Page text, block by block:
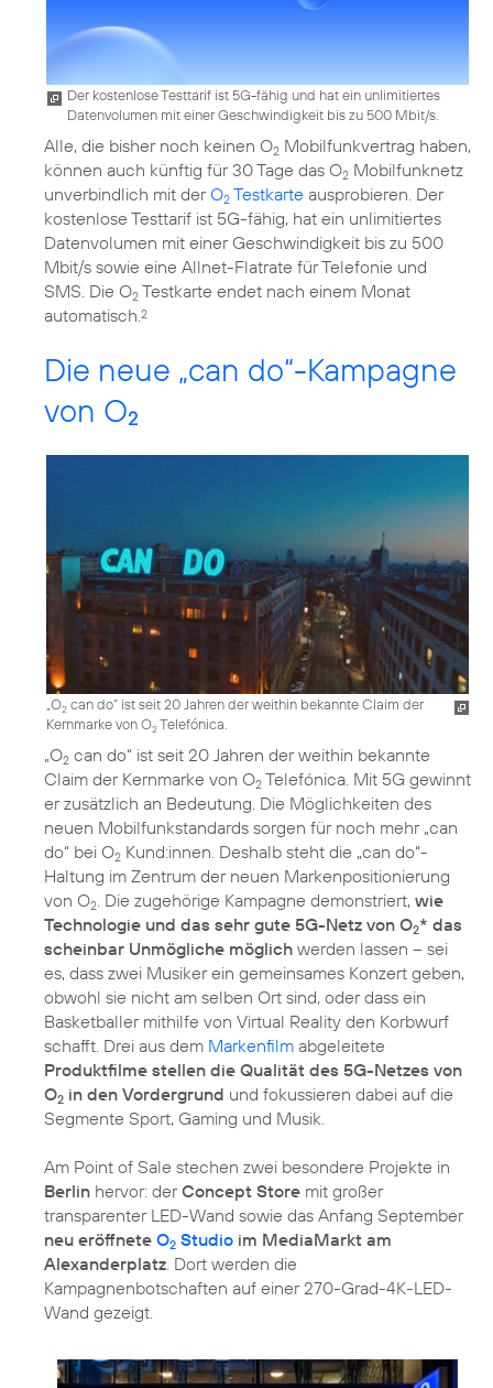
Der kostenlose Testtarif ist 5G-fähig und hat ein unlimitiertes
Datenvolumen mit einer Geschwindigkeit bis zu 500 Mbit/s.
Alle, die bisher noch keinen O2 Mobilfunkvertrag haben,
können auch künftig für 30 Tage das O2 Mobilfunknetz
unverbindlich mit derO2 Testkarte ausprobieren. Der
kostenlose Testtarif ist 5G-fähig, hat ein unlimitiertes
Datenvolumen mit einer Geschwindigkeit bis zu 500
Mbit/s sowie eine Allnet-Flatrate für Telefonie und
SMS. Die O2 Testkarte endet nach einem Monat
automatisch.2
Die neue „can do“-Kampagne
von O2
„O2 can do“ ist seit 20 Jahren der weithin bekannte Claim der
Kernmarke von O2Telefónica.
„O2 can do“ ist seit 20 Jahren der weithin bekannte
Claim der Kernmarke von O2 Telefónica. Mit 5G gewinnt
er zusätzlich an Bedeutung. Die Möglichkeiten des
neuen Mobilfunkstandards sorgen für noch mehr „can
do“ bei O2 Kund:innen. Deshalb steht die „can do“-
Haltung im Zentrum der neuen Markenpositionierung
von O2 . Die zugehörige Kampagne demonstriert, wie
Technologie und das sehr gute 5G-Netz von O2* das
scheinbar Unmögliche möglich werden lassen – sei
es, dass zwei Musiker ein gemeinsames Konzert geben,
obwohl sie nicht am selben Ort sind, oder dass ein
Basketballer mithilfe von Virtual Reality den Korbwurf
schafft. Drei aus dem Markenfilm abgeleitete
Produktfilme stellen die Qualität des 5G-Netzes von
O2 in den Vordergrund und fokussieren dabei auf die
Segmente Sport, Gaming und Musik.
Am Point of Sale stechen zwei besondere Projekte in
Berlin hervor: derConcept Store mit großer
transparenter LED-Wand sowie das Anfang September
neu eröffnete O2 Studio im MediaMarkt am
Alexanderplatz . Dort werden die
Kampagnenbotschaften auf einer 270-Grad-4K-LED-
Wand gezeigt.